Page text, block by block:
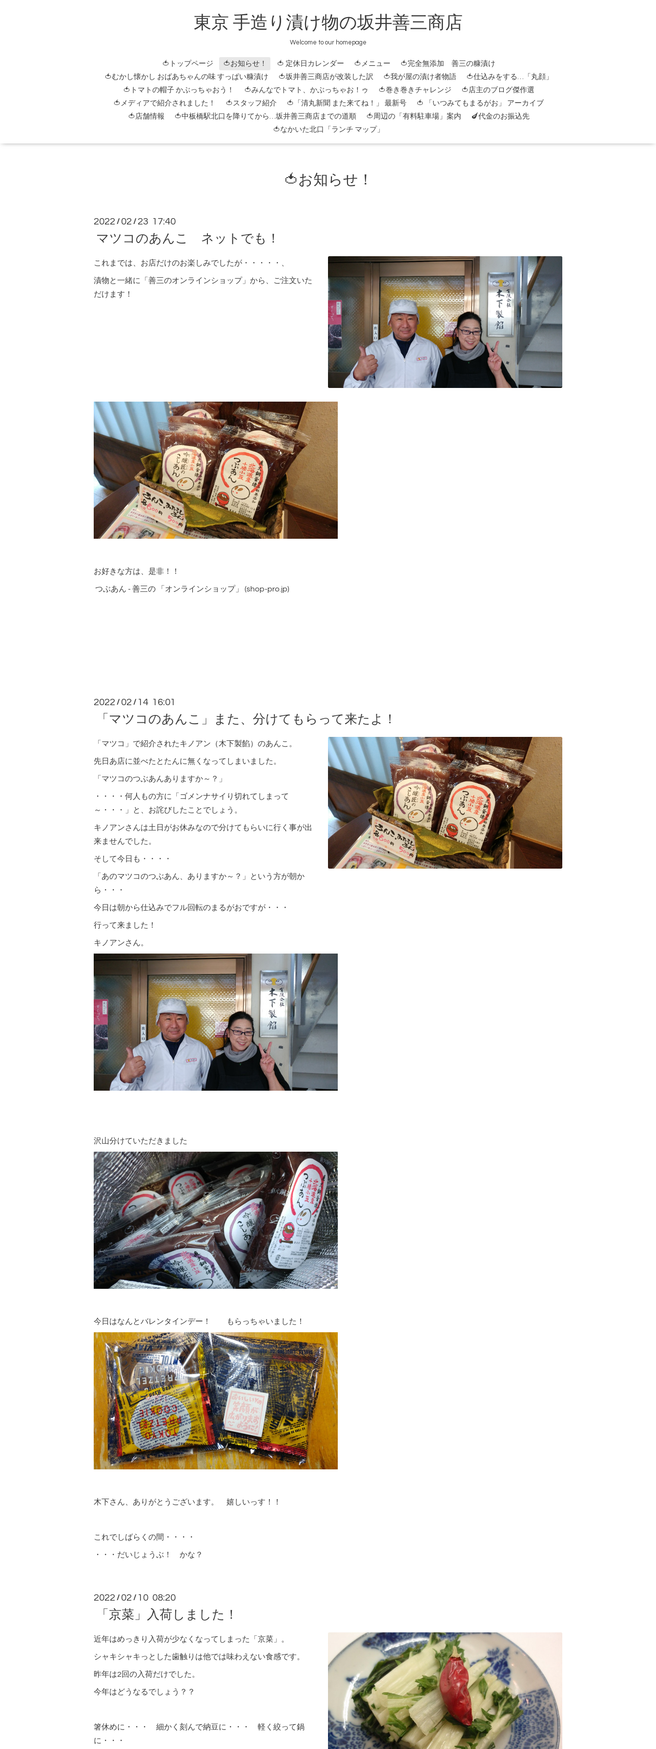
東京 手造り漬け物の坂井善三商店
Welcome to our homepage
🍅トップページ 🍅お知らせ！ 🍅 定休日カレンダー 🍅メニュー
🍅完全無添加 善三の糠漬け
🍅むかし懐かし おばあちゃんの味 すっぱい糠漬け
🍅坂井善三商店が改装した訳 🍅我が屋の漬け者物語
🍅仕込みをする…「丸顔」
🍅トマトの帽子 かぶっちゃおう！
🍅みんなでトマト、かぶっちゃお！ゥ 🍅巻き巻きチャレンジ
🍅店主のブログ傑作選
🍅メディアで紹介されました！
🍅スタッフ紹介 🍅「清丸新聞 また来てね！」 最新号
🍅 「いつみてもまるがお」 アーカイブ
🍅店舗情報
🍅中板橋駅北口を降りてから…坂井善三商店までの道順 🍅周辺の「有料駐車場」案内
🍆代金のお振込先
🍅なかいた北口「ランチ マップ」
🍅お知らせ！
2022 / 02 / 23 17:40
マツコのあんこ ネットでも！
これまでは、お店だけのお楽しみでしたが・・・・・、
漬物と一緒に「善三のオンラインショップ」から、ご注文いた
だけます！
お好きな方は、是非！！
つぶあん - 善三の 「オンラインショップ」 (shop-pro.jp)
2022 / 02 / 14 16:01
「マツコのあんこ」また、分けてもらって来たよ！
「マツコ」で紹介されたキノアン（木下製餡）のあんこ。
先日あ店に並べたとたんに無くなってしまいました。
「マツコのつぶあんありますか～？」
・・・・何人もの方に「ゴメンナサイり切れてしまって
～・・・」と、お詫びしたことでしょう。
キノアンさんは土日がお休みなので分けてもらいに行く事が出
来ませんでした。
そして今日も・・・・
「あのマツコのつぶあん、ありますか～？」という方が朝か
ら・・・
今日は朝から仕込みでフル回転のまるがおですが・・・
行って来ました！
キノアンさん。
沢山分けていただきました
今日はなんとバレンタインデー！ もらっちゃいました！
木下さん、ありがとうございます。 嬉しいっす！！
これでしばらくの間・・・・
・・・だいじょうぶ！ かな？
2022 / 02 / 10 08:20
「京菜」入荷しました！
近年はめっきり入荷が少なくなってしまった「京菜」。
シャキシャキっとした歯触りは他では味わえない食感です。
昨年は2回の入荷だけでした。
今年はどうなるでしょう？？
箸休めに・・・ 細かく刻んで納豆に・・・ 軽く絞って鍋
に・・・